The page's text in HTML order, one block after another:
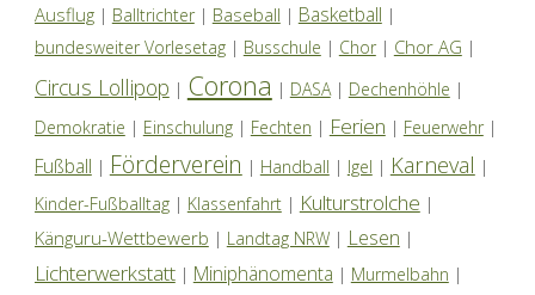
Ausflug| Balltrichter| Baseball | Basketball |
bundesweiter Vorlesetag| Busschule | Chor| Chor AG |
Circus Lollipop | Corona | DASA| Dechenhöhle |
Demokratie | Einschulung| Fechten | Ferien | Feuerwehr|
Fußball | Förderverein | Handball | Igel | Karneval |
Kinder-Fußballtag| Klassenfahrt| Kulturstrolche |
Känguru-Wettbewerb | Landtag NRW| Lesen |
Lichterwerkstatt| Miniphänomenta | Murmelbahn |